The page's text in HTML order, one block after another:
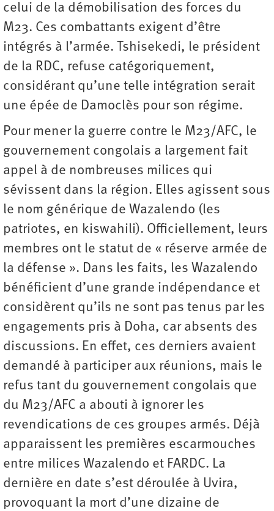
celui de la démobilisation des forces du
M23. Ces ­combattants exigent d’être
intégrés à l’armée. Tshisekedi, le président
de la RDC, refuse catégoriquement,
considérant qu’une telle intégration serait
une épée de Damoclès pour son régime.
Pour mener la guerre contre le M23/AFC, le
gouvernement congolais a largement fait
appel à de nombreuses milices qui
sévissent dans la région. Elles agissent sous
le nom générique de Wazalendo (les
patriotes, en kiswahili). Officiellement, leurs
membres ont le statut de « réserve armée de
la défense ». Dans les faits, les Wazalendo
bénéficient d’une grande indépendance et
considèrent qu’ils ne sont pas tenus par les
engagements pris à Doha, car absents des
discussions. En effet, ces derniers avaient
demandé à participer aux réunions, mais le
refus tant du gouvernement congolais que
du M23/AFC a abouti à ignorer les
revendications de ces groupes armés. Déjà
apparaissent les premières escarmouches
entre milices Wazalendo et FARDC. La
dernière en date s’est déroulée à Uvira,
provoquant la mort d’une dizaine de